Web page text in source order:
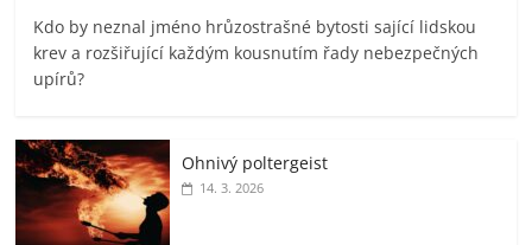
Kdo by neznal jméno hrůzostrašné bytosti sající lidskou
krev a rozšiřující každým kousnutím řady nebezpečných
upírů?
Ohnivý poltergeist
14. 3. 2026